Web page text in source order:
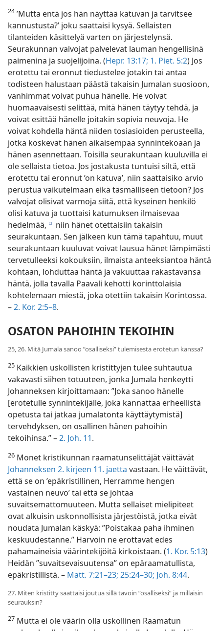
24’Mutta entä jos hän näyttää katuvan ja tarvitsee
kannustusta?’ joku saattaisi kysyä. Sellaisten
tilanteiden käsittelyä varten on järjestelynsä.
Seurakunnan valvojat palvelevat lauman hengellisinä
paimenina ja suojelijoina. (Hepr. 13:17; 1. Piet. 5:2) Jos
erotettu tai eronnut tiedustelee jotakin tai antaa
todisteen halustaan päästä takaisin Jumalan suosioon,
vanhimmat voivat puhua hänelle. He voivat
huomaavaisesti selittää, mitä hänen täytyy tehdä, ja
voivat esittää hänelle joitakin sopivia neuvoja. He
voivat kohdella häntä niiden tosiasioiden perusteella,
jotka koskevat hänen aikaisempaa synnintekoaan ja
hänen asennettaan. Toisilla seurakuntaan kuuluvilla ei
ole sellaista tietoa. Jos jostakusta tuntuisi siltä, että
erotettu tai eronnut ’on katuva’, niin saattaisiko arvio
perustua vaikutelmaan eikä täsmälliseen tietoon? Jos
valvojat olisivat varmoja siitä, että kyseinen henkilö
olisi katuva ja tuottaisi katumuksen ilmaisevaa
hedelmää, e niin hänet otettaisiin takaisin
seurakuntaan. Sen jälkeen kun tämä tapahtuu, muut
seurakuntaan kuuluvat voivat lausua hänet lämpimästi
tervetulleeksi kokouksiin, ilmaista anteeksiantoa häntä
kohtaan, lohduttaa häntä ja vakuuttaa rakastavansa
häntä, jolla tavalla Paavali kehotti korinttolaisia
kohtelemaan miestä, joka otettiin takaisin Korintossa.
–2. Kor. 2:5–8.
OSATON PAHOIHIN TEKOIHIN
25, 26. Mitä Jumala sanoo ”osalliseksi” tulemisesta erotetun kanssa?
25 Kaikkien uskollisten kristittyjen tulee suhtautua
vakavasti siihen totuuteen, jonka Jumala henkeytti
Johanneksen kirjoittamaan: ”Joka sanoo hänelle
[erotetulle synnintekijälle, joka kannattaa erheellistä
opetusta tai jatkaa jumalatonta käyttäytymistä]
tervehdyksen, on osallinen hänen pahoihin
tekoihinsa.” –2. Joh. 11.
26 Monet kristikunnan raamatunselittäjät väittävät
Johanneksen 2. kirjeen 11. jaetta vastaan. He väittävät,
että se on ’epäkristillinen, Herramme hengen
vastainen neuvo’ tai että se johtaa
suvaitsemattomuuteen. Mutta sellaiset mielipiteet
ovat alkuisin uskonnollisista järjestöistä, jotka eivät
noudata Jumalan käskyä: ”Poistakaa paha ihminen
keskuudestanne.” Harvoin ne erottavat edes
pahamaineisia väärintekijöitä kirkoistaan. (1. Kor. 5:13)
Heidän ”suvaitsevaisuutensa” on epäraamatullista,
epäkristillistä. – Matt. 7:21–23; 25:24–30; Joh. 8:44.
27. Miten kristitty saattaisi joutua sillä tavoin ”osalliseksi” ja millaisin
seurauksin?
27 Mutta ei ole väärin olla uskollinen Raamatun